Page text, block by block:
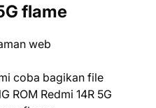
flame
web
coba bagikan file
ROM Redmi 14R 5G